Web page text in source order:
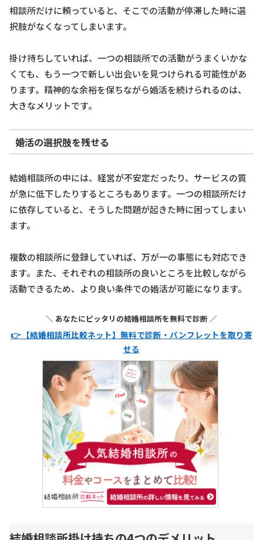
相談所だけに頼っていると、そこでの活動が停滞した時に選
択肢がなくなってしまいます。
掛け持ちしていれば、一つの相談所での活動がうまくいかな
くても、もう一つで新しい出会いを見つけられる可能性があ
ります。精神的な余裕を保ちながら婚活を続けられるのは、
大きなメリットです。
婚活の選択肢を残せる
結婚相談所の中には、経営が不安定だったり、サービスの質
が急に低下したりするところもあります。一つの相談所だけ
に依存していると、そうした問題が起きた時に困ってしまい
ます。
複数の相談所に登録していれば、万が一の事態にも対応でき
ます。また、それぞれの相談所の良いところを比較しながら
活動できるため、より良い条件での婚活が可能になります。
＼ あなたにピッタリの結婚相談所を無料で診断 ／
👉 【結婚相談所比較ネット】無料で診断・パンフレットを取り寄
せる